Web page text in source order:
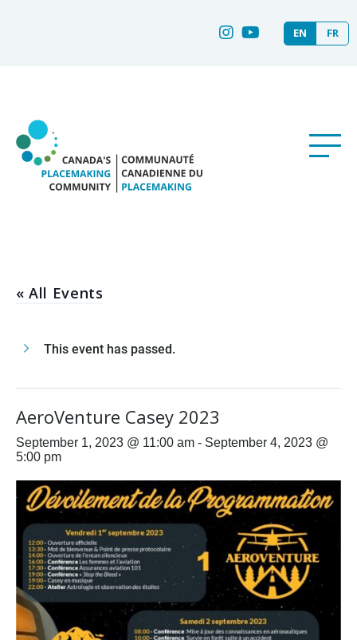
EN FR
« All Events
This event has passed.
AeroVenture Casey 2023
September 1, 2023 @ 11:00 am - September 4, 2023 @
5:00 pm